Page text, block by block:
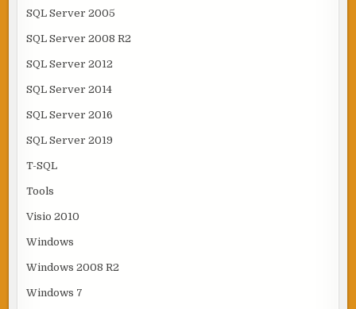
SQL Server 2005
SQL Server 2008 R2
SQL Server 2012
SQL Server 2014
SQL Server 2016
SQL Server 2019
T-SQL
Tools
Visio 2010
Windows
Windows 2008 R2
Windows 7